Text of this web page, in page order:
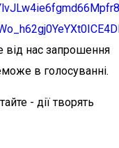
від нас запрошення
в голосуванні.
- дії творять